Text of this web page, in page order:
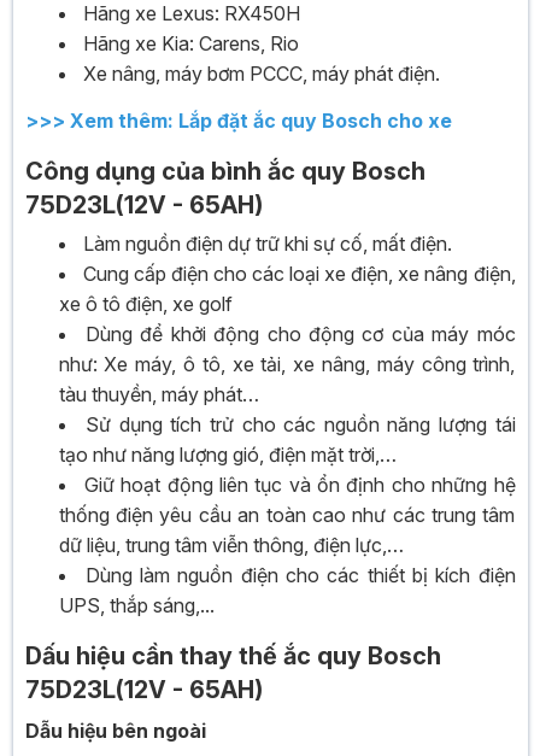
Hãng xe Lexus: RX450H
Hãng xe Kia: Carens, Rio
Xe nâng, máy bơm PCCC, máy phát điện.
>>> Xem thêm: Lắp đặt ắc quy Bosch cho xe
Công dụng của bình ắc quy Bosch
75D23L(12V - 65AH)
Làm nguồn điện dự trữ khi sự cố, mất điện.
Cung cấp điện cho các loại xe điện, xe nâng điện,
xe ô tô điện, xe golf
Dùng để khởi động cho động cơ của máy móc
như: Xe máy, ô tô, xe tải, xe nâng, máy công trình,
tàu thuyền, máy phát…
Sử dụng tích trử cho các nguồn năng lượng tái
tạo như năng lượng gió, điện mặt trời,…
Giữ hoạt động liên tục và ổn định cho những hệ
thống điện yêu cầu an toàn cao như các trung tâm
dữ liệu, trung tâm viễn thông, điện lực,…
Dùng làm nguồn điện cho các thiết bị kích điện
UPS, thắp sáng,...
Dấu hiệu cần thay thế ắc quy Bosch
75D23L(12V - 65AH)
Dẫu hiệu bên ngoài